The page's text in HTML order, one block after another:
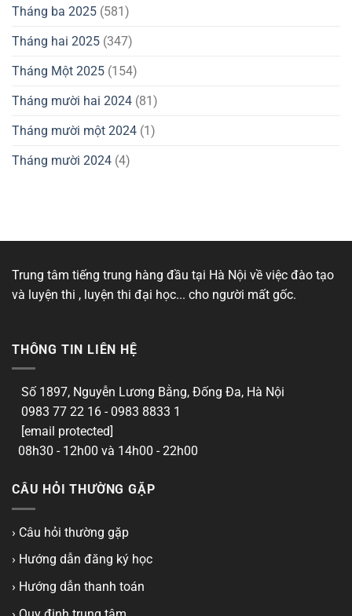
Tháng ba 2025 (581)
Tháng hai 2025 (347)
Tháng Một 2025 (154)
Tháng mười hai 2024 (81)
Tháng mười một 2024 (1)
Tháng mười 2024 (4)
Trung tâm tiếng trung hàng đầu tại Hà Nội về việc đào tạo
và luyện thi , luyện thi đại học... cho người mất gốc.
THÔNG TIN LIÊN HỆ
Số 1897, Nguyễn Lương Bằng, Đống Đa, Hà Nội
0983 77 22 16 - 0983 8833 1
[email protected]
08h30 - 12h00 và 14h00 - 22h00
CÂU HỎI THƯỜNG GẶP
› Câu hỏi thường gặp
› Hướng dẫn đăng ký học
› Hướng dẫn thanh toán